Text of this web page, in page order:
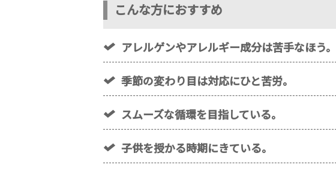
こんな方におすすめ
アレルゲンやアレルギー成分は苦手なほう。
季節の変わり目は対応にひと苦労。
スムーズな循環を目指している。
子供を授かる時期にきている。